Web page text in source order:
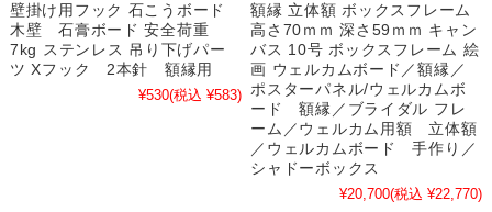
壁掛け用フック 石こうボード
木壁 石膏ボード 安全荷重
7kg ステンレス 吊り下げパー
ツ Xフック 2本針 額縁用
¥530(税込 ¥583)
額縁 立体額 ボックスフレーム
高さ70ｍｍ 深さ59ｍｍ キャン
バス 10号 ボックスフレーム 絵
画 ウェルカムボード／額縁／
ポスターパネル/ウェルカムボ
ード 額縁／ブライダル フレ
ーム／ウェルカム用額 立体額
／ウェルカムボード 手作り／
シャドーボックス
¥20,700(税込 ¥22,770)